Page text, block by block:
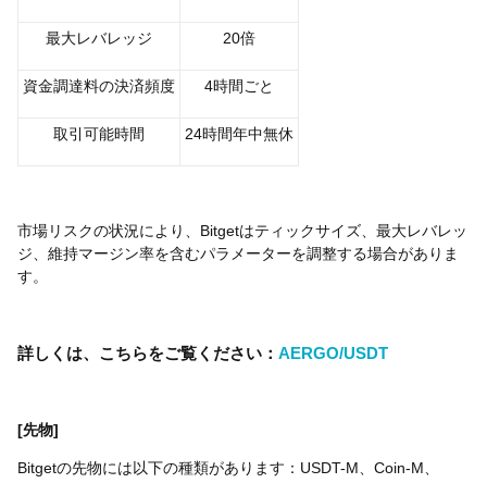
最大レバレッジ 20倍
資金調達料の決済頻度 4時間ごと
取引可能時間 24時間年中無休
市場リスクの状況により、Bitgetはティックサイズ、最大レバレッ
ジ、維持マージン率を含むパラメーターを調整する場合がありま
す。
詳しくは、こちらをご覧ください： AERGO/USDT
[先物]
Bitgetの先物には以下の種類があります：USDT-M、Coin-M、